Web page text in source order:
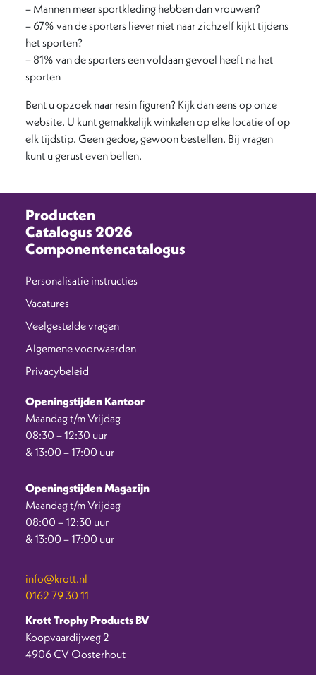
– Mannen meer sportkleding hebben dan vrouwen?
– 67% van de sporters liever niet naar zichzelf kijkt tijdens
het sporten?
– 81% van de sporters een voldaan gevoel heeft na het
sporten
Bent u opzoek naar resin figuren? Kijk dan eens op onze
website. U kunt gemakkelijk winkelen op elke locatie of op
elk tijdstip. Geen gedoe, gewoon bestellen. Bij vragen
kunt u gerust even bellen.
Producten
Catalogus 2026
Componentencatalogus
Personalisatie instructies
Vacatures
Veelgestelde vragen
Algemene voorwaarden
Privacybeleid
Openingstijden Kantoor
Maandag t/m Vrijdag
08:30 – 12:30 uur
& 13:00 – 17:00 uur
Openingstijden Magazijn
Maandag t/m Vrijdag
08:00 – 12:30 uur
& 13:00 – 17:00 uur
info@krott.nl
0162 79 30 11
Krott Trophy Products BV
Koopvaardijweg 2
4906 CV Oosterhout